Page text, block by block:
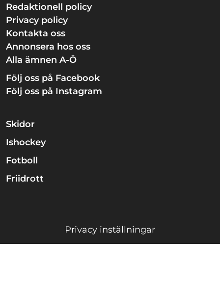
Redaktionell policy
Privacy policy
Kontakta oss
Annonsera hos oss
Alla ämnen A-Ö
Följ oss på Facebook
Följ oss på Instagram
Skidor
Ishockey
Fotboll
Friidrott
Privacy inställningar